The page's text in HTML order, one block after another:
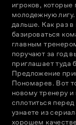
игроков, которые
молодежную
дальше. Как раз в
базироваться
главным
поручают за год
приглашает туда
Предложение
Пономарев. Вот
новому тренеру
сплотиться
узнаете из
хорошем